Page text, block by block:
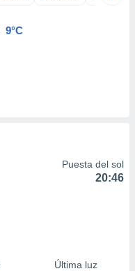
9°C
Puesta del sol
20:46
Última luz